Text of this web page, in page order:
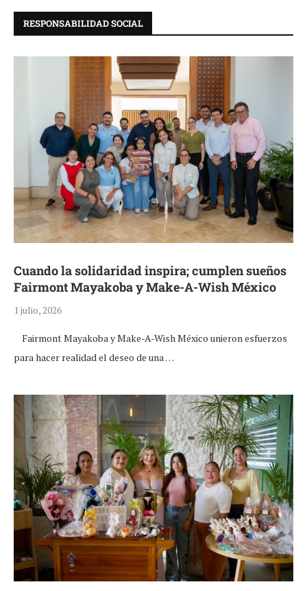
RESPONSABILIDAD SOCIAL
Cuando la solidaridad inspira; cumplen sueños
Fairmont Mayakoba y Make-A-Wish México
1 julio, 2026
Fairmont Mayakoba y Make-A-Wish México unieron esfuerzos
para hacer realidad el deseo de una …